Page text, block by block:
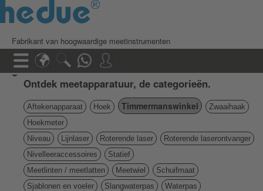
Fabrikant van hoogwaardige meetinstrumenten
Ontdek meetapparatuur, de categorieën.
Aftekenapparaat Hoek Timmermanswinkel
Zwaaihaak
Hoekmeter
Niveau
Lijnlaser Roterende laser
Roterende laserontvanger
Nivelleeraccessoires
Statief
Meetlinten / meetlatten
Meetwiel
Schuifmaat
Sjablonen en voeler
Slangwaterpas
Waterpas